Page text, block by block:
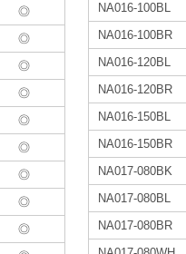
NA016-100BL
NA016-100BR
NA016-120BL
NA016-120BR
NA016-150BL
NA016-150BR
NA017-080BK
NA017-080BL
NA017-080BR
◎
◎
◎
◎
◎
◎
◎
◎
◎